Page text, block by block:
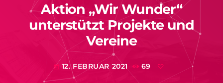
Aktion „Wir Wunder“
unterstützt Projekte und
Vereine
today 12. FEBRUAR 2021 69